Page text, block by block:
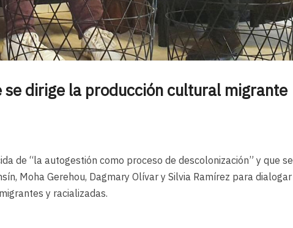
dirige la producción cultural migrante
de “la autogestión como proceso de descolonización” y que se
Moha Gerehou, Dagmary Olívar y Silvia Ramírez para dialogar
y racializadas.